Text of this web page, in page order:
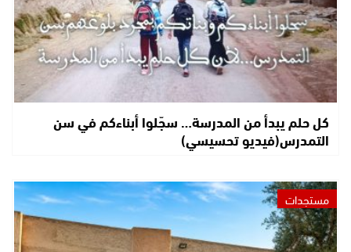
كل حلم يبدأ من المدرسة… سجّلوا أبناءكم في سن
التمدرس(فيديو تحسيسي)
مستجدات